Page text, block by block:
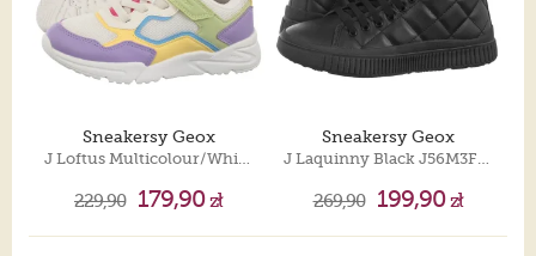
Sneakersy Geox
J Loftus Multicolour/White J65M2B 0BC14 C0986
229,90 179,90zł
Sneakersy Geox
J Laquinny Black J56M3F 000BC C9999
269,90 199,90zł